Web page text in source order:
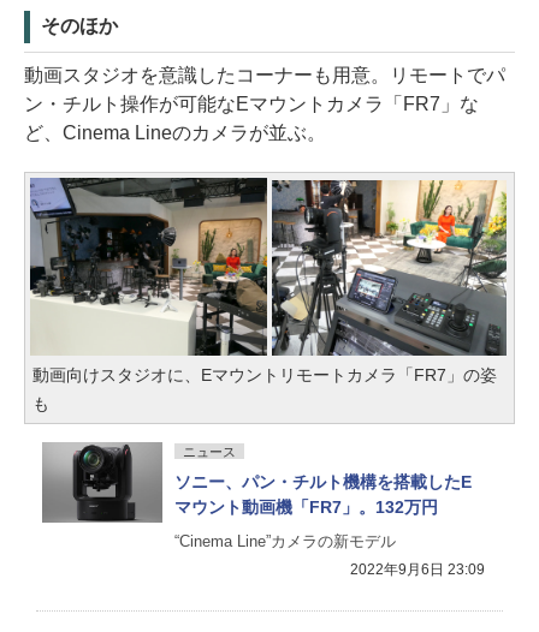
そのほか
動画スタジオを意識したコーナーも用意。リモートでパ
ン・チルト操作が可能なEマウントカメラ「FR7」な
ど、Cinema Lineのカメラが並ぶ。
動画向けスタジオに、Eマウントリモートカメラ「FR7」の姿
も
ニュース
ソニー、パン・チルト機構を搭載したE
マウント動画機「FR7」。132万円
“Cinema Line”カメラの新モデル
2022年9月6日 23:09